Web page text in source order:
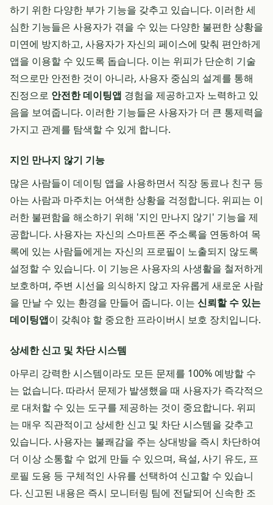
하기 위한 다양한 부가 기능을 갖추고 있습니다. 이러한 세
심한 기능들은 사용자가 겪을 수 있는 다양한 불편한 상황을
미연에 방지하고, 사용자가 자신의 페이스에 맞춰 편안하게
앱을 이용할 수 있도록 돕습니다. 이는 위피가 단순히 기술
적으로만 안전한 것이 아니라, 사용자 중심의 설계를 통해
진정으로 안전한 데이팅앱 경험을 제공하고자 노력하고 있
음을 보여줍니다. 이러한 기능들은 사용자가 더 큰 통제력을
가지고 관계를 탐색할 수 있게 합니다.
지인 만나지 않기 기능
많은 사람들이 데이팅 앱을 사용하면서 직장 동료나 친구 등
아는 사람과 마주치는 어색한 상황을 걱정합니다. 위피는 이
러한 불편함을 해소하기 위해 '지인 만나지 않기' 기능을 제
공합니다. 사용자는 자신의 스마트폰 주소록을 연동하여 목
록에 있는 사람들에게는 자신의 프로필이 노출되지 않도록
설정할 수 있습니다. 이 기능은 사용자의 사생활을 철저하게
보호하며, 주변 시선을 의식하지 않고 자유롭게 새로운 사람
을 만날 수 있는 환경을 만들어 줍니다. 이는 신뢰할 수 있는
데이팅앱이 갖춰야 할 중요한 프라이버시 보호 장치입니다.
상세한 신고 및 차단 시스템
아무리 강력한 시스템이라도 모든 문제를 100% 예방할 수
는 없습니다. 따라서 문제가 발생했을 때 사용자가 즉각적으
로 대처할 수 있는 도구를 제공하는 것이 중요합니다. 위피
는 매우 직관적이고 상세한 신고 및 차단 시스템을 갖추고
있습니다. 사용자는 불쾌감을 주는 상대방을 즉시 차단하여
더 이상 소통할 수 없게 만들 수 있으며, 욕설, 사기 유도, 프
로필 도용 등 구체적인 사유를 선택하여 신고할 수 있습니
다. 신고된 내용은 즉시 모니터링 팀에 전달되어 신속한 조